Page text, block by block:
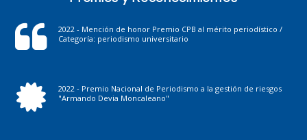
2022 - Mención de honor Premio CPB al mérito periodístico /
Categoría: periodismo universitario
2022 - Premio Nacional de Periodismo a la gestión de riesgos
"Armando Devia Moncaleano"